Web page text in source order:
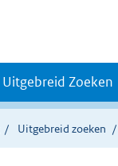
Uitgebreid Zoeken
Uitgebreid zoeken